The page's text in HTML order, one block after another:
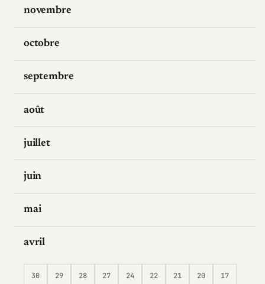
novembre
octobre
septembre
août
juillet
juin
mai
avril
30 29 28 27 24 22 21 20 17